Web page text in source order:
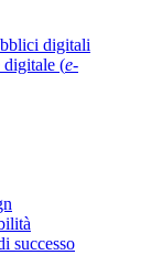
digitali
digitale (e-
successo